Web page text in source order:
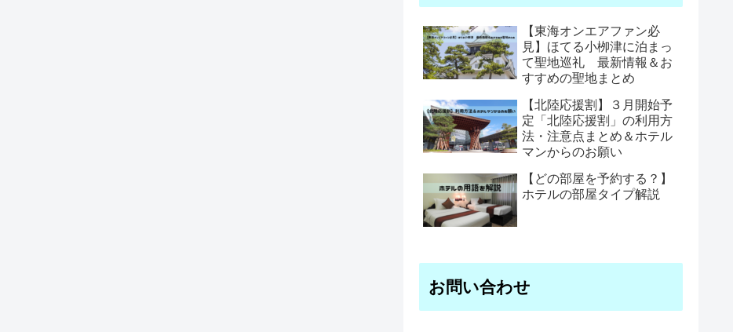
【東海オンエアファン必
見】ほてる小栁津に泊まっ
て聖地巡礼 最新情報＆お
すすめの聖地まとめ
【北陸応援割】３月開始予
定「北陸応援割」の利用方
法・注意点まとめ＆ホテル
マンからのお願い
【どの部屋を予約する？】
ホテルの部屋タイプ解説
お問い合わせ